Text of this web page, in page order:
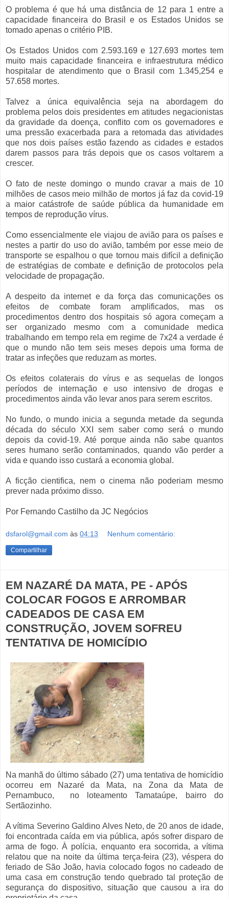
O problema é que há uma distância de 12 para 1 entre a
capacidade financeira do Brasil e os Estados Unidos se
tomado apenas o critério PIB.
Os Estados Unidos com 2.593.169 e 127.693 mortes tem
muito mais capacidade financeira e infraestrutura médico
hospitalar de atendimento que o Brasil com 1.345,254 e
57.658 mortes.
Talvez a única equivalência seja na abordagem do
problema pelos dois presidentes em atitudes negacionistas
da gravidade da doença, conflito com os governadores e
uma pressão exacerbada para a retomada das atividades
que nos dois países estão fazendo as cidades e estados
darem passos para trás depois que os casos voltarem a
crescer.
O fato de neste domingo o mundo cravar a mais de 10
milhões de casos meio milhão de mortos já faz da covid-19
a maior catástrofe de saúde pública da humanidade em
tempos de reprodução vírus.
Como essencialmente ele viajou de avião para os países e
nestes a partir do uso do avião, também por esse meio de
transporte se espalhou o que tornou mais difícil a definição
de estratégias de combate e definição de protocolos pela
velocidade de propagação.
A despeito da internet e da força das comunicações os
efeitos de combate foram amplificados, mas os
procedimentos dentro dos hospitais só agora começam a
ser organizado mesmo com a comunidade medica
trabalhando em tempo rela em regime de 7x24 a verdade é
que o mundo não tem seis meses depois uma forma de
tratar as infeções que reduzam as mortes.
Os efeitos colaterais do vírus e as sequelas de longos
períodos de internação e uso intensivo de drogas e
procedimentos ainda vão levar anos para serem escritos.
No fundo, o mundo inicia a segunda metade da segunda
década do século XXI sem saber como será o mundo
depois da covid-19. Até porque ainda não sabe quantos
seres humano serão contaminados, quando vão perder a
vida e quando isso custará a economia global.
A ficção cientifica, nem o cinema não poderiam mesmo
prever nada próximo disso.
Por Fernando Castilho da JC Negócios
dsfarol@gmail.com às 04:13 Nenhum comentário:
Compartilhar
EM NAZARÉ DA MATA, PE - APÓS
COLOCAR FOGOS E ARROMBAR
CADEADOS DE CASA EM
CONSTRUÇÃO, JOVEM SOFREU
TENTATIVA DE HOMICÍDIO
Na manhã do último sábado (27) uma tentativa de homicídio
ocorreu em Nazaré da Mata, na Zona da Mata de
Pernambuco,
no loteamento Tamataúpe, bairro do
Sertãozinho.
A vítima Severino Galdino Alves Neto, de 20 anos de idade,
foi encontrada caída em via pública, após sofrer disparo de
arma de fogo. À polícia, enquanto era socorrida, a vítima
relatou que na noite da última terça-feira (23), véspera do
feriado de São João, havia colocado fogos no cadeado de
uma casa em construção tendo quebrado tal proteção de
segurança do dispositivo, situação que causou a ira do